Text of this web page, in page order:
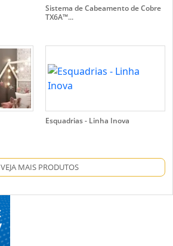
Sistema de Cabeamento de Cobre
TX6A™...
Esquadrias - Linha Inova
VEJA MAIS PRODUTOS